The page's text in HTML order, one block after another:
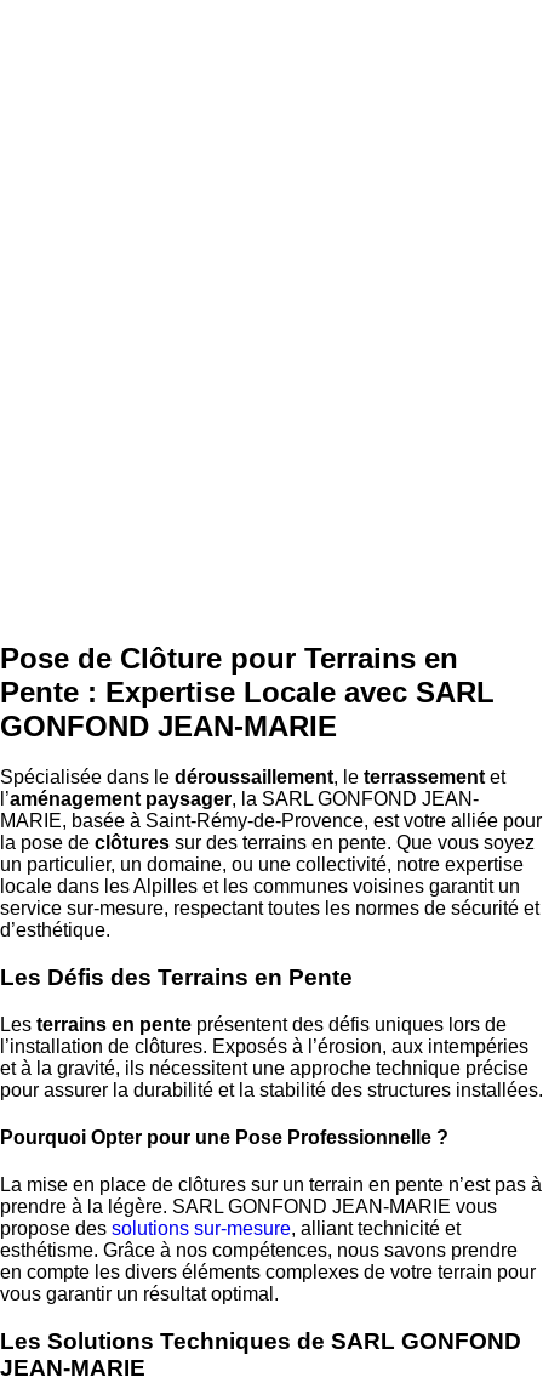
Pose de Clôture pour Terrains en
Pente : Expertise Locale avec SARL
GONFOND JEAN-MARIE
Spécialisée dans le déroussaillement, le terrassementet
l’aménagement paysager, la SARL GONFOND JEAN-
MARIE, basée à Saint-Rémy-de-Provence, est votre alliée pour
la pose de clôtures sur des terrains en pente. Que vous soyez
un particulier, un domaine, ou une collectivité, notre expertise
locale dans les Alpilles et les communes voisines garantit un
service sur-mesure, respectant toutes les normes de sécurité et
d’esthétique.
Les Défis des Terrains en Pente
Les terrains en pente présentent des défis uniques lors de
l’installation de clôtures. Exposés à l’érosion, aux intempéries
et à la gravité, ils nécessitent une approche technique précise
pour assurer la durabilité et la stabilité des structures installées.
Pourquoi Opter pour une Pose Professionnelle ?
La mise en place de clôtures sur un terrain en pente n’est pas à
prendre à la légère. SARL GONFOND JEAN-MARIE vous
propose des solutions sur-mesure, alliant technicité et
esthétisme. Grâce à nos compétences, nous savons prendre
en compte les divers éléments complexes de votre terrain pour
vous garantir un résultat optimal.
Les Solutions Techniques de SARL GONFOND
JEAN-MARIE